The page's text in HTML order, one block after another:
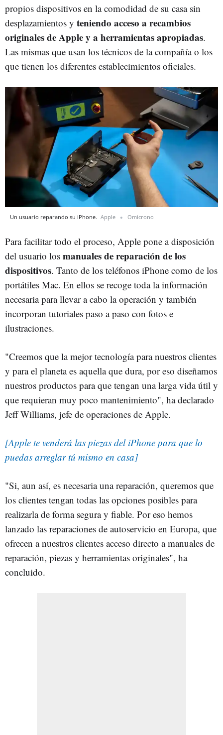
propios dispositivos en la comodidad de su casa sin
desplazamientos y teniendo acceso a recambios
originales de Apple y a herramientas apropiadas.
Las mismas que usan los técnicos de la compañía o los
que tienen los diferentes establecimientos oficiales.
Un usuario reparando su iPhone. Apple Omicrono
Para facilitar todo el proceso, Apple pone a disposición
del usuario los manuales de reparación de los
dispositivos. Tanto de los teléfonos iPhone como de los
portátiles Mac. En ellos se recoge toda la información
necesaria para llevar a cabo la operación y también
incorporan tutoriales paso a paso con fotos e
ilustraciones.
"Creemos que la mejor tecnología para nuestros clientes
y para el planeta es aquella que dura, por eso diseñamos
nuestros productos para que tengan una larga vida útil y
que requieran muy poco mantenimiento", ha declarado
Jeff Williams, jefe de operaciones de Apple.
[Apple te venderá las piezas del iPhone para que lo
puedas arreglar tú mismo en casa]
"Si, aun así, es necesaria una reparación, queremos que
los clientes tengan todas las opciones posibles para
realizarla de forma segura y fiable. Por eso hemos
lanzado las reparaciones de autoservicio en Europa, que
ofrecen a nuestros clientes acceso directo a manuales de
reparación, piezas y herramientas originales", ha
concluido.